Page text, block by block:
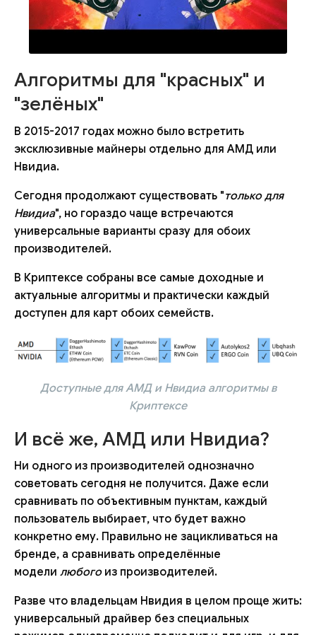
Алгоритмы для "красных" и
"зелёных"
В 2015-2017 годах можно было встретить
эксклюзивные майнеры отдельно для АМД или
Нвидиа.
Сегодня продолжают существовать "только для
Нвидиа", но гораздо чаще встречаются
универсальные варианты сразу для обоих
производителей.
В Криптексе собраны все самые доходные и
актуальные алгоритмы и практически каждый
доступен для карт обоих семейств.
Доступные для АМД и Нвидиа алгоритмы в
Криптексе
И всё же, АМД или Нвидиа?
Ни одного из производителей однозначно
советовать сегодня не получится. Даже если
сравнивать по объективным пунктам, каждый
пользователь выбирает, что будет важно
конкретно ему. Правильно не зацикливаться на
бренде, а сравнивать определённые
модели любогоиз производителей.
Разве что владельцам Нвидия в целом проще жить:
универсальный драйвер без специальных